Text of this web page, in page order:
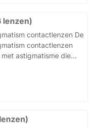
Deze
lenzen)
contactlenzen De
astigmatisme die
comfortabel zicht
torische
hydrogel technologie
zijn voorzien van